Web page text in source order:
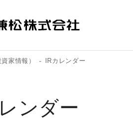
資家情報） IRカレンダー
ンダー